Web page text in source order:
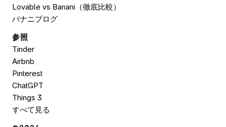
Lovable vs Banani（徹底比較）
バナニブログ
参照
Tinder
Airbnb
Pinterest
ChatGPT
Things 3
すべて見る